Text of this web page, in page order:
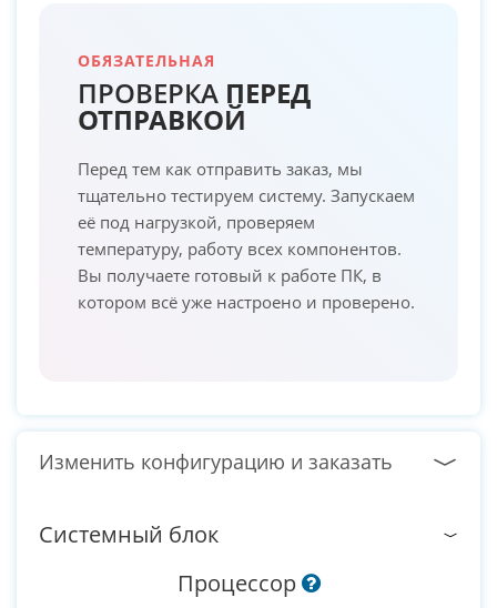
ОБЯЗАТЕЛЬНАЯ
ПРОВЕРКА ПЕРЕД
ОТПРАВКОЙ
Перед тем как отправить заказ, мы
тщательно тестируем систему. Запускаем
её под нагрузкой, проверяем
температуру, работу всех компонентов.
Вы получаете готовый к работе ПК, в
котором всё уже настроено и проверено.
Изменить конфигурацию и заказать
Системный блок
Процессор